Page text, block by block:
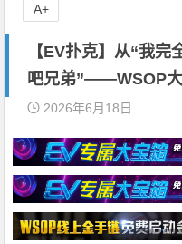
【EV扑克】从“我
吧兄弟”——WSOP
2026年6月18日
A+